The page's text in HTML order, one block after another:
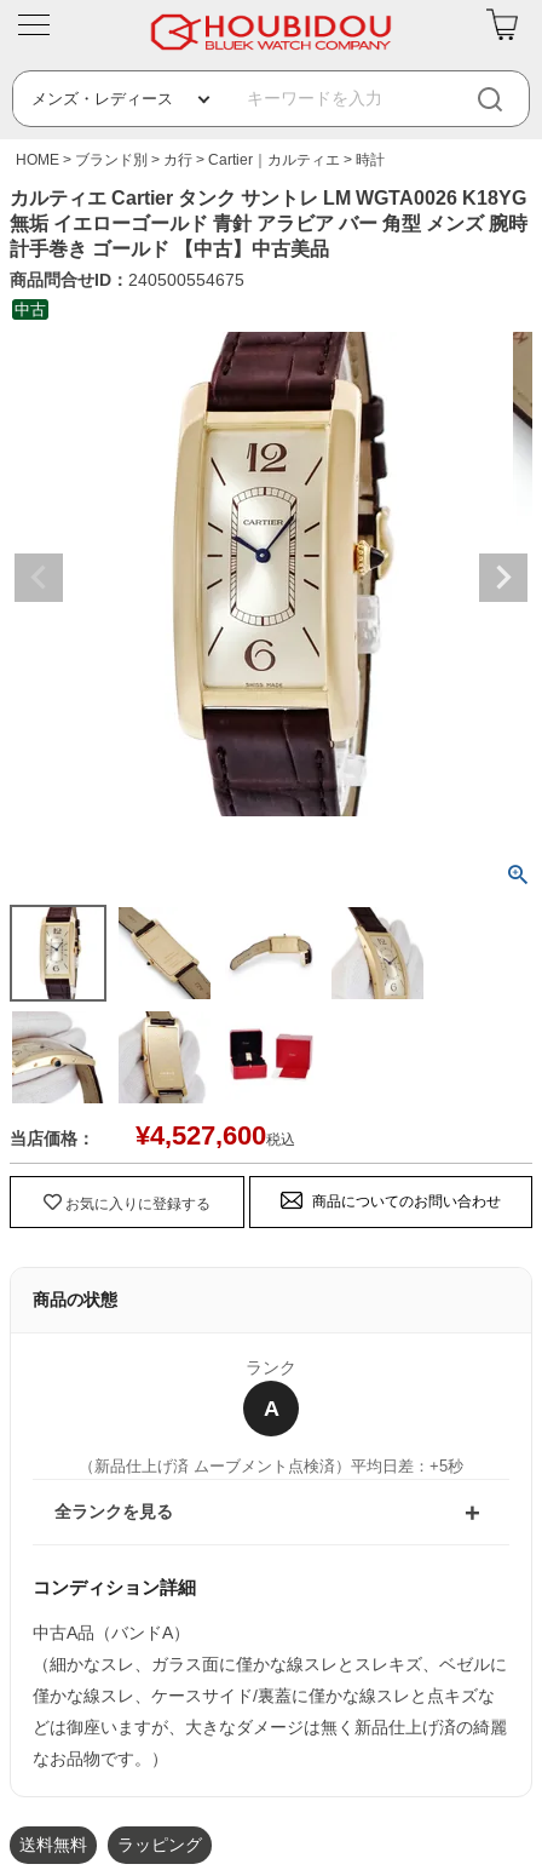
HOME ブランド別 カ行 Cartier｜カルティエ 時計
カルティエ Cartier タンク サントレ LM WGTA0026 K18YG
無垢 イエローゴールド 青針 アラビア バー 角型 メンズ 腕時
計手巻き ゴールド 【中古】中古美品
商品問合せID： 240500554675
中古
当店価格： ¥4,527,600税込
お気に入りに登録する 商品についてのお問い合わせ
商品の状態
ランク
A
（新品仕上げ済 ムーブメント点検済） 平均日差：+5秒
全ランクを見る
コンディション詳細
中古A品（バンドA）
（細かなスレ、ガラス面に僅かな線スレとスレキズ、ベゼルに
僅かな線スレ、ケースサイド/裏蓋に僅かな線スレと点キズな
どは御座いますが、大きなダメージは無く新品仕上げ済の綺麗
なお品物です。）
送料無料 ラッピング